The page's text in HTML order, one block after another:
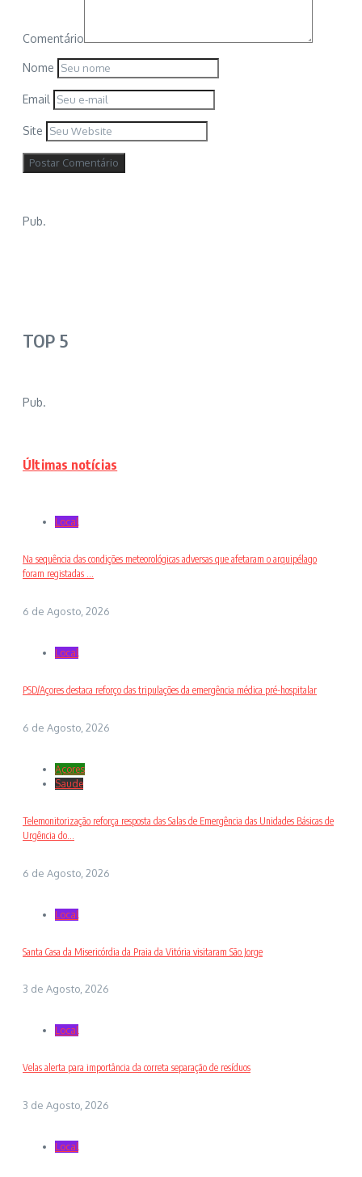
Comentário
Nome
Email
Site
Pub.
TOP 5
Pub.
Últimas notícias
Local
Na sequência das condições meteorológicas adversas que afetaram o arquipélago
foram registadas ...
6 de Agosto, 2026
Local
PSD/Açores destaca reforço das tripulações da emergência médica pré-hospitalar
6 de Agosto, 2026
Açores
Saude
Telemonitorização reforça resposta das Salas de Emergência das Unidades Básicas de
Urgência do...
6 de Agosto, 2026
Local
Santa Casa da Misericórdia da Praia da Vitória visitaram São Jorge
3 de Agosto, 2026
Local
Velas alerta para importância da correta separação de resíduos
3 de Agosto, 2026
Local